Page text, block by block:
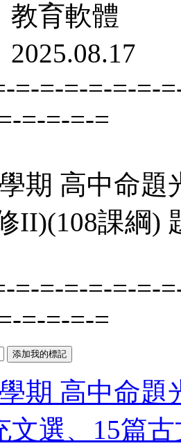
教育軟體
=-=-=-=-=-=-
=-=-=-=
期 高中命
II)(108課綱)
=-=-=-=-=-=-
=-=-=-=
期 高中命
文選、15篇